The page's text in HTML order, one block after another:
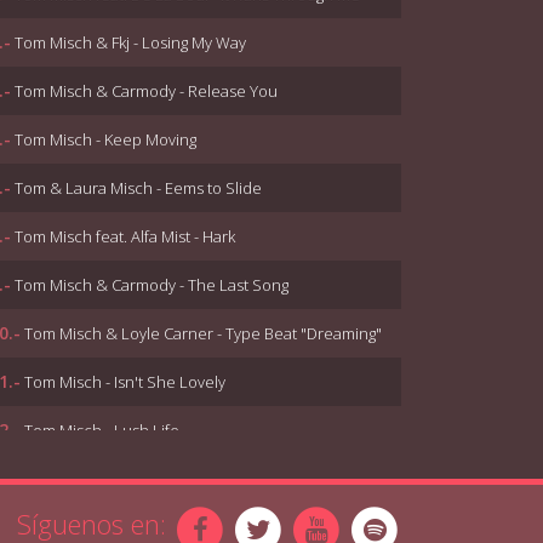
Tom Misch & Fkj - Losing My Way
Tom Misch & Carmody - Release You
Tom Misch - Keep Moving
Tom & Laura Misch - Eems to Slide
Tom Misch feat. Alfa Mist - Hark
Tom Misch & Carmody - The Last Song
Tom Misch & Loyle Carner - Type Beat "Dreaming"
Tom Misch - Isn't She Lovely
Tom Misch - Lush Life
Tom Misch & Alfa Mist - No Peace
14.-Tom Misch & Carmody - We Used To Know
Síguenos en: